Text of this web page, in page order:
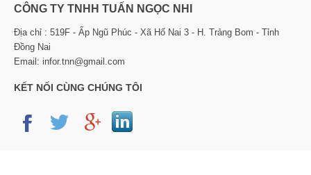
CÔNG TY TNHH TUẤN NGỌC NHI
Địa chỉ : 519F - Ấp Ngũ Phúc - Xã Hố Nai 3 - H. Trảng Bom - Tỉnh
Đồng Nai
Email: infor.tnn@gmail.com
KẾT NỐI CÙNG CHÚNG TÔI